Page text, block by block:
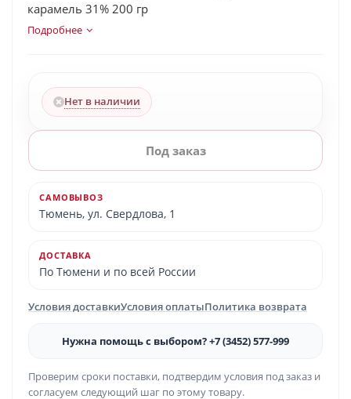
карамель 31% 200 гр
Подробнее
Нет в наличии
Под заказ
САМОВЫВОЗ
Тюмень, ул. Свердлова, 1
ДОСТАВКА
По Тюмени и по всей России
Условия доставкиУсловия оплатыПолитика возврата
Нужна помощь с выбором? +7 (3452) 577-999
Проверим сроки поставки, подтвердим условия под заказ и
согласуем следующий шаг по этому товару.